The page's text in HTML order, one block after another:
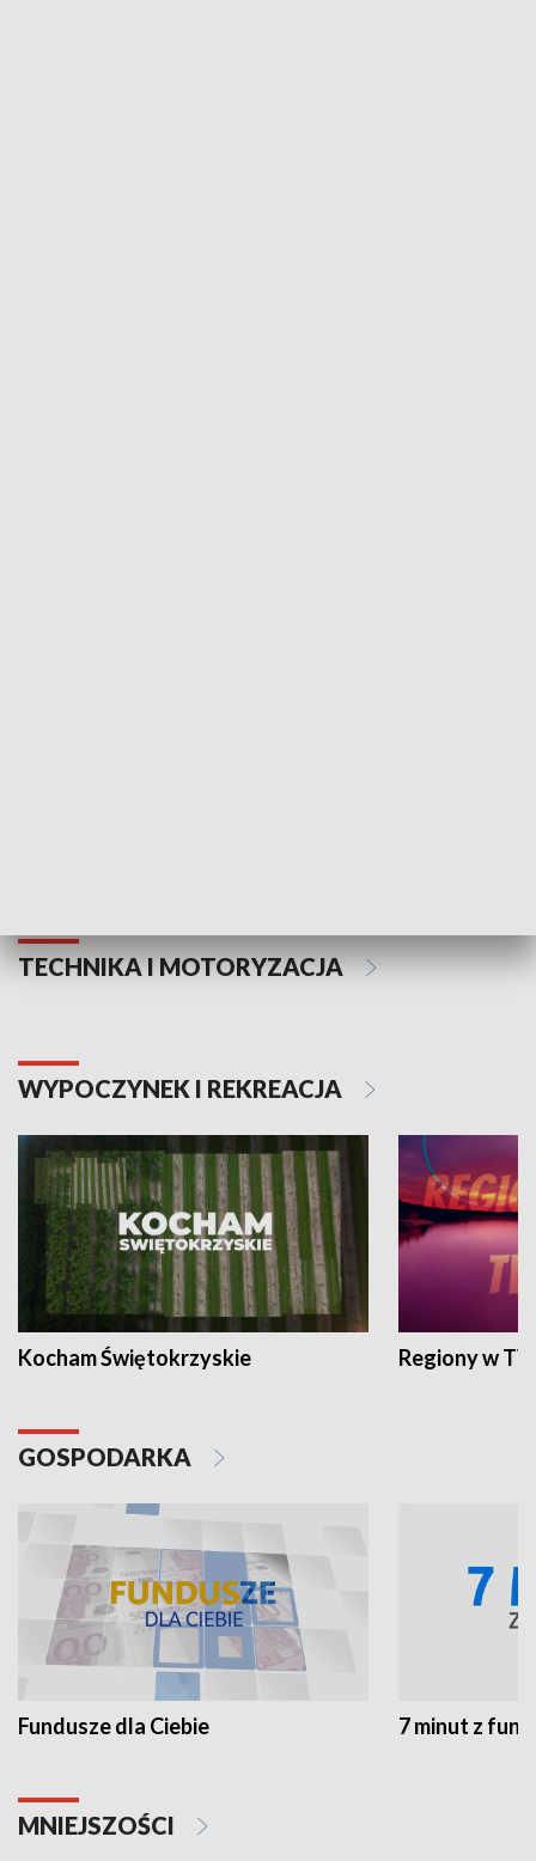
TECHNIKA I MOTORYZACJA
WYPOCZYNEK I REKREACJA
Kocham Świętokrzyskie Regiony w
GOSPODARKA
Fundusze dla Ciebie 7 minut z
MNIEJSZOŚCI